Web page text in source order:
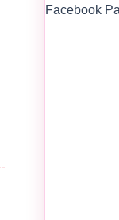
Facebook